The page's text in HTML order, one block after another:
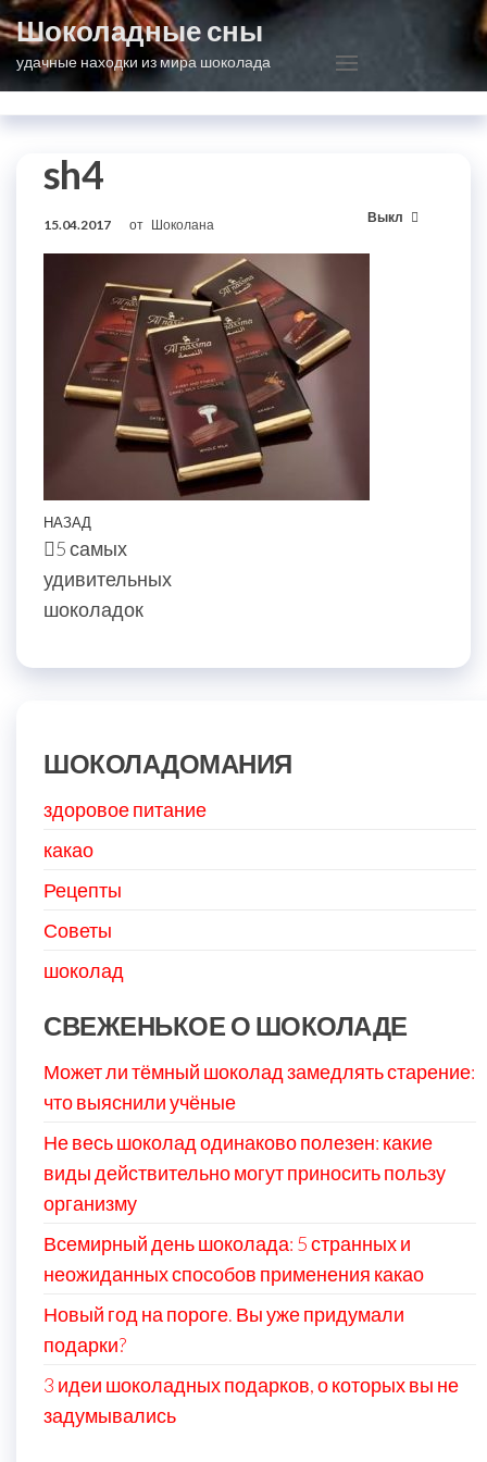
Перейти
к
содержимому
Шоколадные сны
удачные находки из мира шоколада
sh4
15.04.2017 от Шоколана Выкл
Навигация
по
записям
Предыдущая
запись
НАЗАД
5 самых
удивительных
шоколадок
ШОКОЛАДОМАНИЯ
здоровое питание
какао
Рецепты
Советы
шоколад
СВЕЖЕНЬКОЕ О ШОКОЛАДЕ
Может ли тёмный шоколад замедлять старение:
что выяснили учёные
Не весь шоколад одинаково полезен: какие
виды действительно могут приносить пользу
организму
Всемирный день шоколада: 5 странных и
неожиданных способов применения какао
Новый год на пороге. Вы уже придумали
подарки?
3 идеи шоколадных подарков, о которых вы не
задумывались